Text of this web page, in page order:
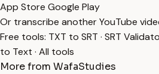
App Store Google Play
Or transcribe another YouTube
Free tools: TXT to SRT · SRT
to Text · All tools
More from WafaStudies